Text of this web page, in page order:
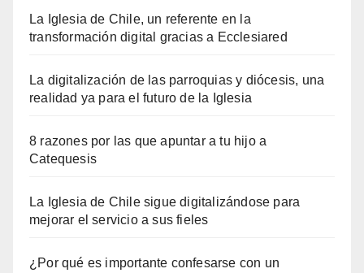
La Iglesia de Chile, un referente en la
transformación digital gracias a Ecclesiared
La digitalización de las parroquias y diócesis, una
realidad ya para el futuro de la Iglesia
8 razones por las que apuntar a tu hijo a
Catequesis
La Iglesia de Chile sigue digitalizándose para
mejorar el servicio a sus fieles
¿Por qué es importante confesarse con un